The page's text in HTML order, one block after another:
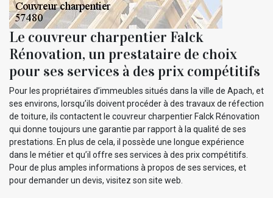
Le couvreur charpentier Falck
Rénovation, un prestataire de choix
pour ses services à des prix compétitifs
Pour les propriétaires d’immeubles situés dans la ville de Apach, et
ses environs, lorsqu’ils doivent procéder à des travaux de réfection
de toiture, ils contactent le couvreur charpentier Falck Rénovation
qui donne toujours une garantie par rapport à la qualité de ses
prestations. En plus de cela, il possède une longue expérience
dans le métier et qu’il offre ses services à des prix compétitifs.
Pour de plus amples informations à propos de ses services, et
pour demander un devis, visitez son site web.